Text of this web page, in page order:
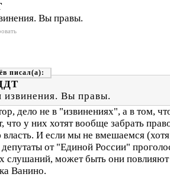
Вы правы.
Вы правы.
дело не в "извинениях", а в том,
что у них хотят вообще забрать
власть. И если мы не вмешаемся
от "Единой России"
может быть они повлияют
Ванино.